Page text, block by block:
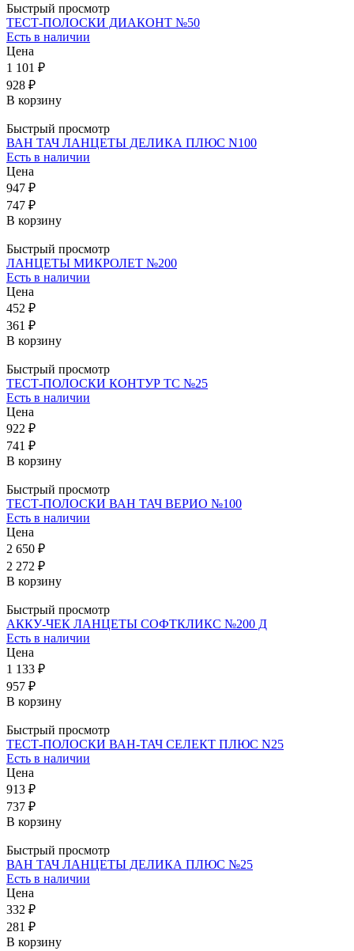
Быстрый просмотр
ТЕСТ-ПОЛОСКИ ДИАКОНТ №50
Есть в наличии
Цена
1 101 ₽
928 ₽
В корзину
Быстрый просмотр
ВАН ТАЧ ЛАНЦЕТЫ ДЕЛИКА ПЛЮС N100
Есть в наличии
Цена
947 ₽
747 ₽
В корзину
Быстрый просмотр
ЛАНЦЕТЫ МИКРОЛЕТ №200
Есть в наличии
Цена
452 ₽
361 ₽
В корзину
Быстрый просмотр
ТЕСТ-ПОЛОСКИ КОНТУР ТС №25
Есть в наличии
Цена
922 ₽
741 ₽
В корзину
Быстрый просмотр
ТЕСТ-ПОЛОСКИ ВАН ТАЧ ВЕРИО №100
Есть в наличии
Цена
2 650 ₽
2 272 ₽
В корзину
Быстрый просмотр
АККУ-ЧЕК ЛАНЦЕТЫ СОФТКЛИКС №200 Д
Есть в наличии
Цена
1 133 ₽
957 ₽
В корзину
Быстрый просмотр
ТЕСТ-ПОЛОСКИ ВАН-ТАЧ СЕЛЕКТ ПЛЮС N25
Есть в наличии
Цена
913 ₽
737 ₽
В корзину
Быстрый просмотр
ВАН ТАЧ ЛАНЦЕТЫ ДЕЛИКА ПЛЮС №25
Есть в наличии
Цена
332 ₽
281 ₽
В корзину